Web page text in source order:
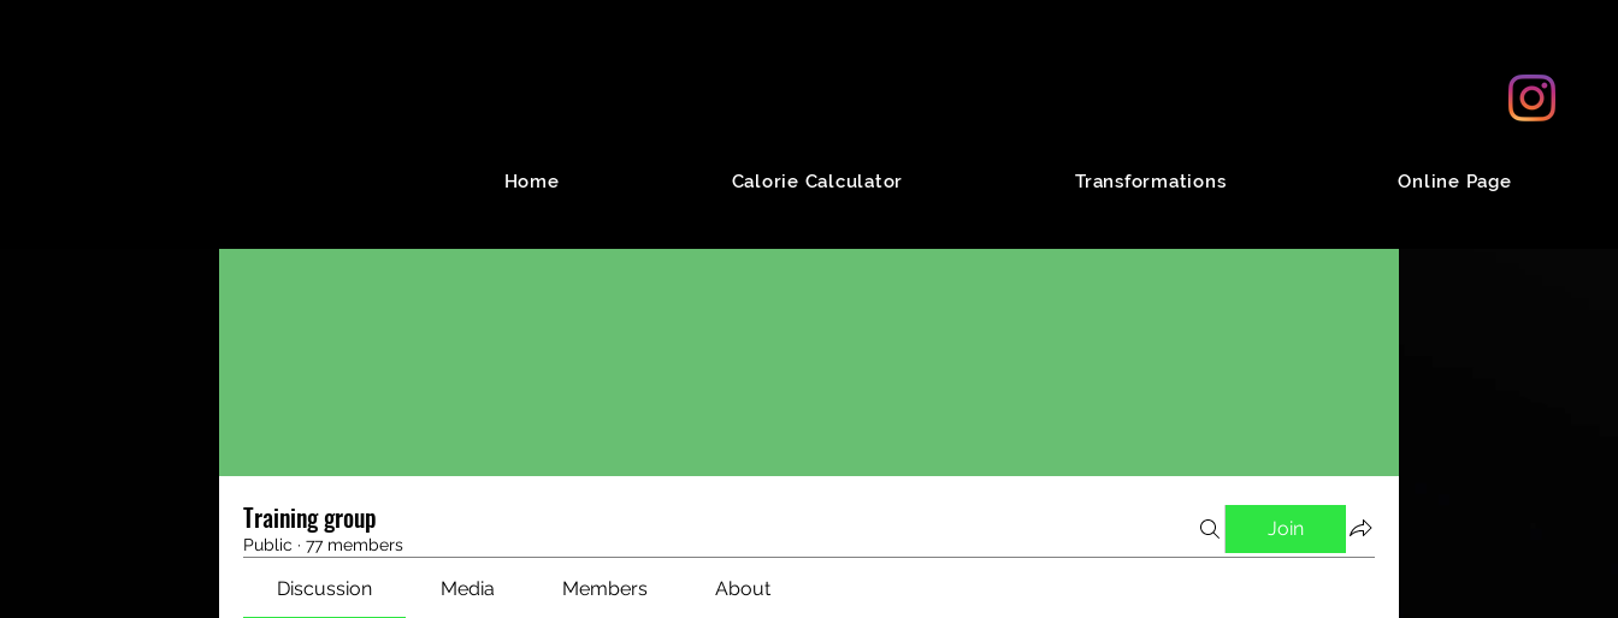
Home Calorie Calculator Transformations Online Page
Training group
Public · 77 members
Join
Discussion Media Members About